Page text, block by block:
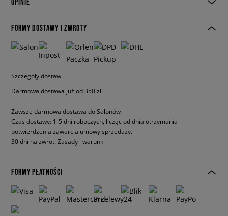
FORMY DOSTAWY I ZWROTY
Szczegóły dostaw
Darmowa dostawa już od 350 zł!
Zawsze darmowa dostawa do Salonów
Czas dostawy: 1-5 dni roboczych, licząc od dnia otrzymania
potwierdzenia zawarcia umowy sprzedaży.
30 dni na zwrot. Zasady i warunki
FORMY PŁATNOŚCI